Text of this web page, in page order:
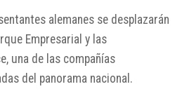
alemanes se desplazarán
Empresarial y las
, una de las compañías
del panorama nacional.